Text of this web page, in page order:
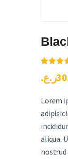
out of
based
rating
30ر.ع.
Lorem
aliqua.